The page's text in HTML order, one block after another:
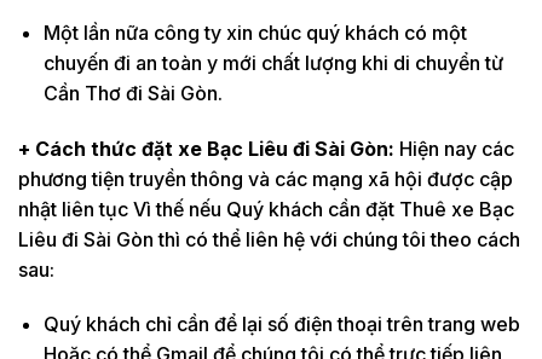
Một lần nữa công ty xin chúc quý khách có một
chuyến đi an toàn y mới chất lượng khi di chuyển từ
Cần Thơ đi Sài Gòn.
+ Cách thức đặt xe Bạc Liêu đi Sài Gòn: Hiện nay các
phương tiện truyền thông và các mạng xã hội được cập
nhật liên tục Vì thế nếu Quý khách cần đặt Thuê xe Bạc
Liêu đi Sài Gòn thì có thể liên hệ với chúng tôi theo cách
sau:
Quý khách chỉ cần để lại số điện thoại trên trang web